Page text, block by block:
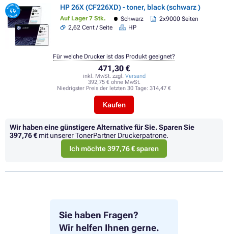
Sie haben Fragen?
Wir helfen Ihnen gerne.
HP 26X (CF226XD) - toner, black (schwarz )
Auf Lager 7 Stk. Schwarz
2x9000 Seiten
2,62 Cent / Seite
HP
471,30 €
inkl. MwSt. zzgl. Versand
392,75 € ohne MwSt.
Niedrigster Preis der letzten 30 Tage: 314,47 €
Kaufen
Für welche Drucker ist das Produkt geeignet?
Wir haben eine günstigere Alternative für Sie.Sparen Sie
397,76 € mit unserer TonerPartner Druckerpatrone.
Ich möchte 397,76 € sparen